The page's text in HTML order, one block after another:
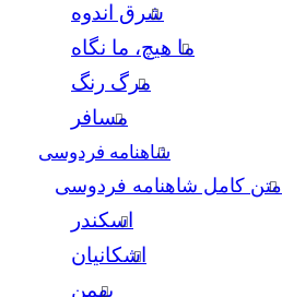
شرق اندوه
ما هیچ، ما نگاه
مرگ رنگ
مسافر
شاهنامه فردوسی
متن کامل شاهنامه فردوسی
اسکندر
اشکانیان
بهمن